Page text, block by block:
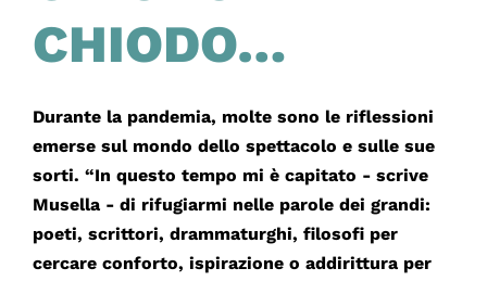
CHIODO…
Durante la pandemia, molte sono le riflessioni
emerse sul mondo dello spettacolo e sulle sue
sorti. “In questo tempo mi è capitato - scrive
Musella - di rifugiarmi nelle parole dei grandi:
poeti, scrittori, drammaturghi, filosofi per
cercare conforto, ispirazione o addirittura per